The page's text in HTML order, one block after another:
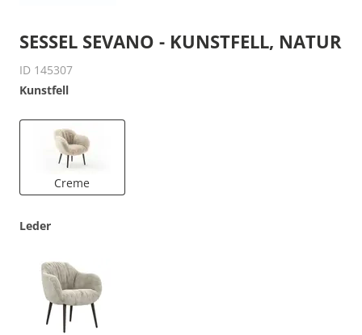
SESSEL SEVANO - KUNSTFELL, NATUR
ID 145307
Kunstfell
Creme
Leder